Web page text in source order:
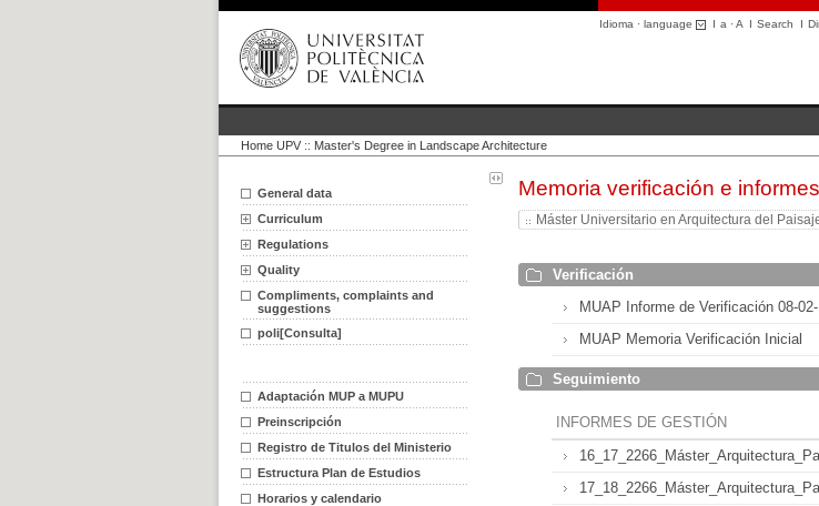
Idioma · language I a ·A I Search I
Home UPV :: Master's Degree in Landscape Architecture
General data
Curriculum
Regulations
Quality
Compliments, complaints and
suggestions
poli[Consulta]
Adaptación MUP a MUPU
Preinscripción
Registro de Titulos del Ministerio
Estructura Plan de Estudios
Horarios y calendario
Memoria verificación e informes
Máster Universitario en Arquitectura del
Verificación
MUAP Informe de Verificación 08-
MUAP Memoria Verificación Inicial
Seguimiento
INFORMES DE GESTIÓN